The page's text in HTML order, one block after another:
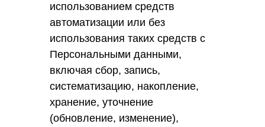
использованием средств
автоматизации или без
использования таких средств с
Персональными данными,
включая сбор, запись,
систематизацию, накопление,
хранение, уточнение
(обновление, изменение),